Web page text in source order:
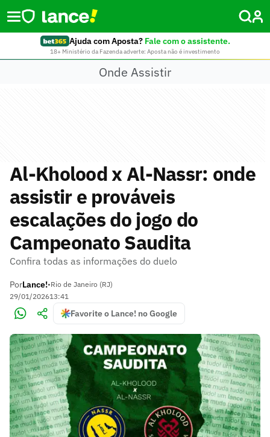
Ajuda com Aposta? Fale com o assistente.
18+ Ministério da Fazenda adverte: Aposta não é investimento
Onde Assistir
Al-Kholood x Al-Nassr: onde
assistir e prováveis
escalações do jogo do
Campeonato Saudita
Confira todas as informações do duelo
PorLance!•Rio de Janeiro (RJ)
29/01/202613:41
Favorite o Lance! no Google